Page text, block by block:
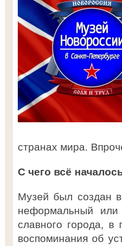
странах мира.
С чего всё
Музей был создан
неформальный
славного города, в
воспоминания об